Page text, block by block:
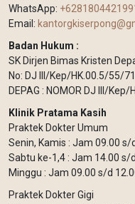
WhatsApp:
Email:
Badan Hukum :
SK Dirjen Bimas Kristen
No: DJ III/Kep/HK.00.5/55/
DEPAG : NOMOR DJ III/
Klinik Pratama Kasih
Praktek Dokter Umum
Senin, Kamis : Jam 09.00 s/
Sabtu ke-1,4 : Jam 14.00 s/
Minggu : Jam 09.00 s/d
Praktek Dokter Gigi